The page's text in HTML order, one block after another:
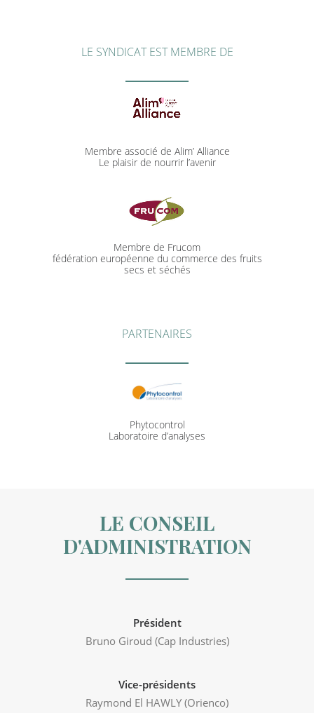
LE SYNDICAT EST MEMBRE DE
Membre associé de Alim’ Alliance
Le plaisir de nourrir l’avenir
Membre de Frucom
fédération européenne du commerce des fruits
secs et séchés
PARTENAIRES
Phytocontrol
Laboratoire d’analyses
LE CONSEIL
D'ADMINISTRATION
Président
Bruno Giroud (Cap Industries)
Vice-présidents
Raymond El HAWLY (Orienco)